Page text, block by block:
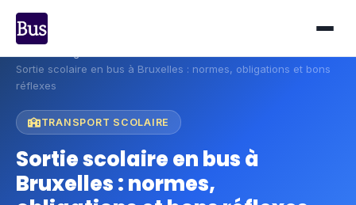
Sortie scolaire en bus à Bruxelles : normes, obligations et bons
réflexes
TRANSPORT SCOLAIRE
Sortie scolaire en bus à
Bruxelles : normes,